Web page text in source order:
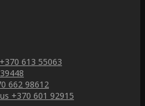
+370 613 55063
662 98612
+370 601 92915